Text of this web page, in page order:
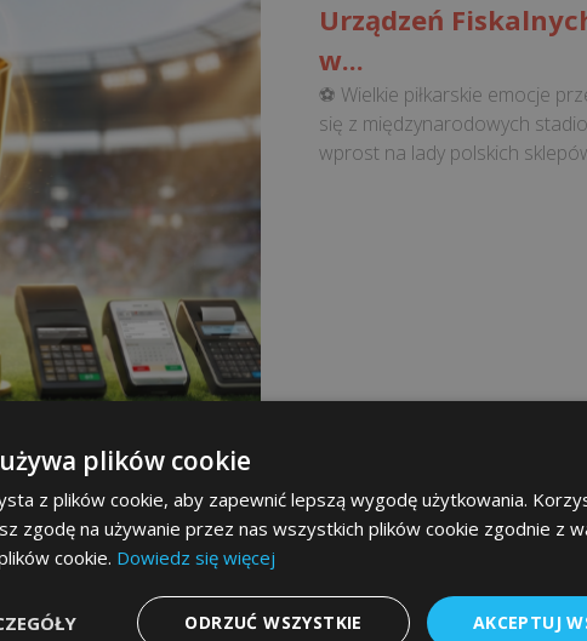
Urządzeń
w...
⚽ Wielkie piłkarskie emocje
się z międzynarodowych
wprost na lady polskich
WorldHotel i E...
Przyszłość branży HoReCa w
targach WorldHotel i
2026!
plików cookie
z plików cookie, aby zapewnić lepszą wygodę użytkowania.
zgodę na używanie przez nas wszystkich plików cookie zgodnie z
cookie. Dowiedz się więcej
AKCEPTUJ
ODRZUĆ WSZYSTKIE